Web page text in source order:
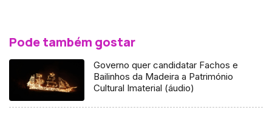
Pode também gostar
Governo quer candidatar Fachos e
Bailinhos da Madeira a Património
Cultural Imaterial (áudio)